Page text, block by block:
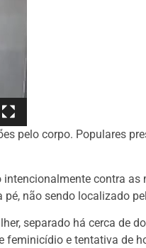
pelo corpo. Populares
contra as
pé, não sendo localizado
separado há cerca de
e tentativa de